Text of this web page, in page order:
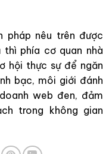
pháp nêu trên được
phía cơ quan nhà
hội thực sự để ngăn
bạc, môi giới đánh
web đen, đảm
trong không gian